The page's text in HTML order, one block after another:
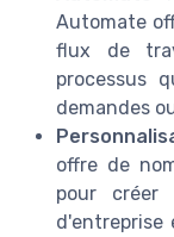
Automate
flux de
processus
demandes
offre de
pour
d'entreprise